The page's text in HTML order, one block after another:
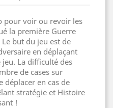
pour voir ou revoir les
la première Guerre
but du jeu est de
en déplaçant
jeu. La difficulté des
de cases sur
déplacer en cas de
stratégie et Histoire
!